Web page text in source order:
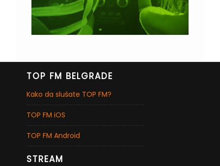
TOP FM BELGRADE
Kako da slušate TOP FM?
TOP FM iOS
TOP FM Android
STREAM